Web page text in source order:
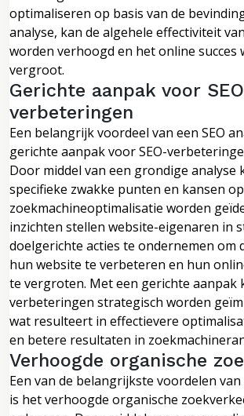
optimaliseren op basis van de
analyse, kan de algehele effectiviteit
worden verhoogd en het online succes
vergroot.
Gerichte aanpak voor
verbeteringen
Een belangrijk voordeel van een SEO
gerichte aanpak voor SEO-
Door middel van een grondige analyse
specifieke zwakke punten en kansen
zoekmachineoptimalisatie worden
inzichten stellen website-eigenaren in
doelgerichte acties te ondernemen om
hun website te verbeteren en hun
te vergroten. Met een gerichte aanpak
verbeteringen strategisch worden
wat resulteert in effectievere
en betere resultaten in
Verhoogde organische
Een van de belangrijkste voordelen van
is het verhoogde organische